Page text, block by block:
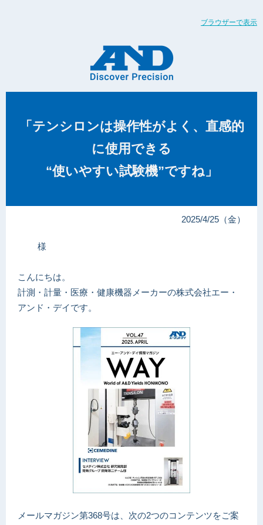
ブラウザーで表示
「テンシロンは操作性がよく、直感的
に使用できる
“使いやすい試験機”ですね」
2025/4/25（金）
様
こんにちは。
計測・計量・医療・健康機器メーカーの株式会社エー・
アンド・デイです。
メールマガジン第368号は、次の2つのコンテンツをご案